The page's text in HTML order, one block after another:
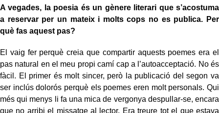
A vegades, la poesia és un gènere literari que s’acostuma
a reservar per un mateix i molts cops no es publica. Per
què fas aquest pas?
El vaig fer perquè creia que compartir aquests poemes era el
pas natural en el meu propi camí cap a l’autoacceptació. No és
fàcil. El primer és molt sincer, però la publicació del segon va
ser inclús dolorós perquè els poemes eren molt personals. Qui
més qui menys li fa una mica de vergonya despullar-se, encara
que no arribi el missatge al lector. Era treure tot el que estava